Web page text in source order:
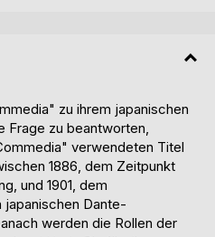
zu ihrem japanischen
Frage zu beantworten,
verwendeten Titel
1886, dem Zeitpunkt
und 1901, dem
japanischen Dante-
werden die Rollen der